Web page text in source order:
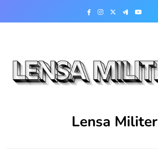
Lensa Militer